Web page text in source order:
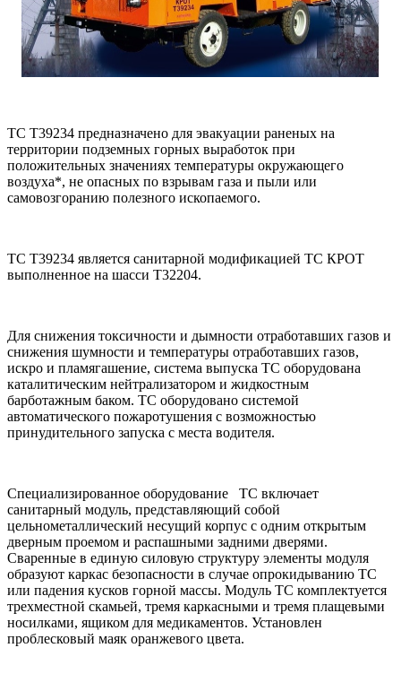
ТС Т39234 предназначено для эвакуации раненых на
территории подземных горных выработок при
положительных значениях температуры окружающего
воздуха*, не опасных по взрывам газа и пыли или
самовозгоранию полезного ископаемого.
ТС Т39234 является санитарной модификацией ТС КРОТ
выполненное на шасси Т32204.
Для снижения токсичности и дымности отработавших газов и
снижения шумности и температуры отработавших газов,
искро и пламягашение, система выпуска ТС оборудована
каталитическим нейтрализатором и жидкостным
барботажным баком. ТС оборудовано системой
автоматического пожаротушения с возможностью
принудительного запуска с места водителя.
Специализированное оборудование ТС включает
санитарный модуль, представляющий собой
цельнометаллический несущий корпус с одним открытым
дверным проемом и распашными задними дверями.
Сваренные в единую силовую структуру элементы модуля
образуют каркас безопасности в случае опрокидыванию ТС
или падения кусков горной массы. Модуль ТС комплектуется
трехместной скамьей, тремя каркасными и тремя плащевыми
носилками, ящиком для медикаментов. Установлен
проблесковый маяк оранжевого цвета.